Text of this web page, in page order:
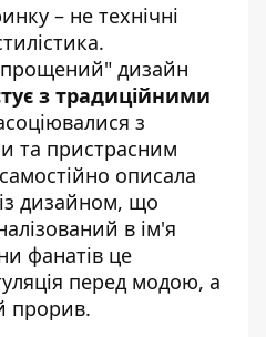
– не технічні
дизайн
з традиційними
з
та пристрасним
описала
дизайном, що
в ім'я
фанатів це
перед модою, а
прорив.